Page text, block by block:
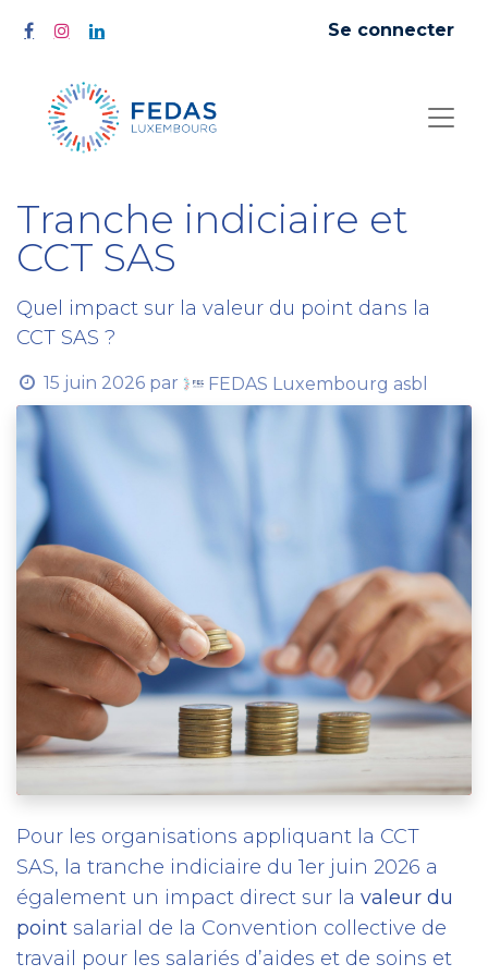
Se connecter
Tranche indiciaire et
CCT SAS
Quel impact sur la valeur du point dans la
CCT SAS ?
15 juin 2026 par FEDAS Luxembourg asbl
Pour les organisations appliquant la CCT
SAS, la tranche indiciaire du 1er juin 2026 a
également un impact direct sur la valeur du
point salarial de la Convention collective de
travail pour les salariés d’aides et de soins et